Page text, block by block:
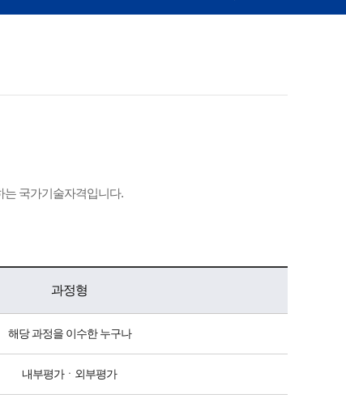
는 국가기술자격입니다.
과정형
해당 과정을 이수한 누구나
내부평가ㆍ외부평가